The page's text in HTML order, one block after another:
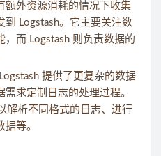
额外资源消耗的情况下收集
到 Logstash。它主要关注数
，而 Logstash 则负责数据的
提供了更复杂的数据
需求定制日志的处理过程。
解析不同格式的日志、进行
等。